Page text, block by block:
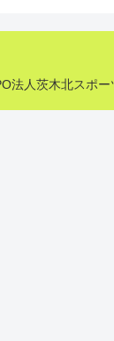
法人茨木北スポー